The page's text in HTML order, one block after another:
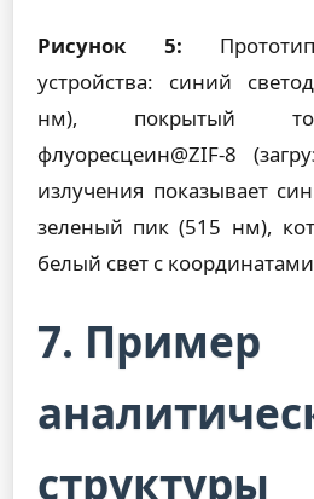
Рисунок 5:
устройства: синий
нм), покрытый
флуоресцеин@ZIF-8
излучения показывает
зеленый пик (515 нм),
белый свет с
7. Пример
структуры